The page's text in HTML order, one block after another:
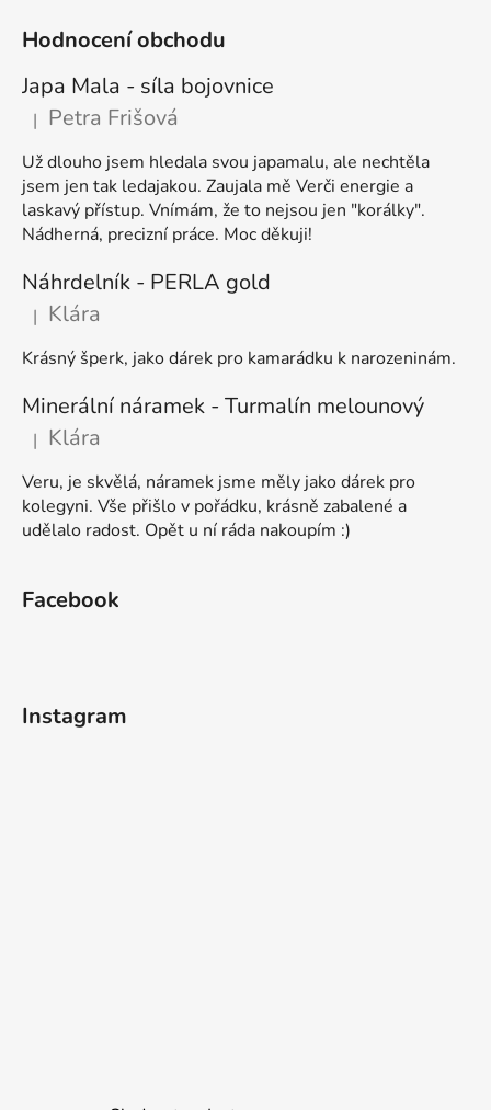
Hodnocení obchodu
Japa Mala - síla bojovnice
Hodnocení produktu je 5 z 5 hvězdiček.
| Petra Frišová
Už dlouho jsem hledala svou japamalu, ale nechtěla
jsem jen tak ledajakou. Zaujala mě Verči energie a
laskavý přístup. Vnímám, že to nejsou jen "korálky".
Nádherná, precizní práce. Moc děkuji!
Náhrdelník - PERLA gold
Hodnocení produktu je 5 z 5 hvězdiček.
| Klára
Krásný šperk, jako dárek pro kamarádku k narozeninám.
Minerální náramek - Turmalín melounový
Hodnocení produktu je 5 z 5 hvězdiček.
| Klára
Veru, je skvělá, náramek jsme měly jako dárek pro
kolegyni. Vše přišlo v pořádku, krásně zabalené a
udělalo radost. Opět u ní ráda nakoupím :)
Facebook
Instagram